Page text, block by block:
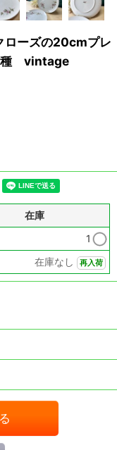
ーズの20cmプレ
種 vintage
在庫
1
在庫なし 再入荷